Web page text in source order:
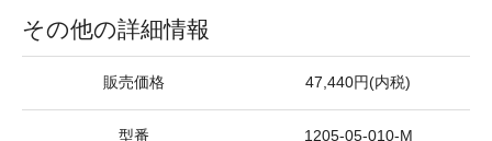
その他の詳細情報
販売価格 47,440円(内税)
型番 1205-05-010-M